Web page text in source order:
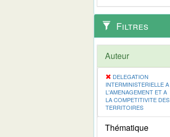
Filtres
Auteur
DELEGATION
INTERMINISTERIELLE A
L'AMENAGEMENT ET A
LA COMPETITIVITE DES
TERRITOIRES
Thématique